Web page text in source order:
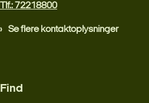
Tlf.: 72218800
Se flere kontaktoplysninger
Find